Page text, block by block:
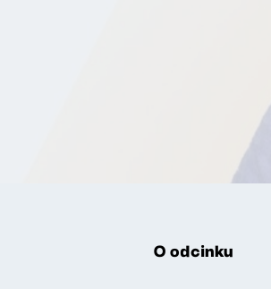
O odcinku